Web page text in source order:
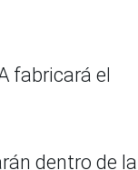
fabricará el
dentro de la